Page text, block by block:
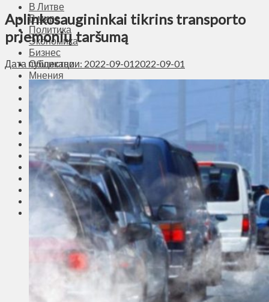
В Литве
В мире
Политика
Экономика
Бизнес
Общество
Мнения
Вильнюс
Клайпеда
Висагинас
Регионы
Соседи
Транспорт
Выбор читателей
Калейдоскоп
Армия
Сейм Литвы
Культура
Больше
Фоторепортаж
Туризм
ЛК рекомендует
Сеньорам
Образование
Здравоохранение
Экология
Aplinkosaugininkai tikrins transporto
priemonių taršumą
Дата публикации: 2022-09-012022-09-01